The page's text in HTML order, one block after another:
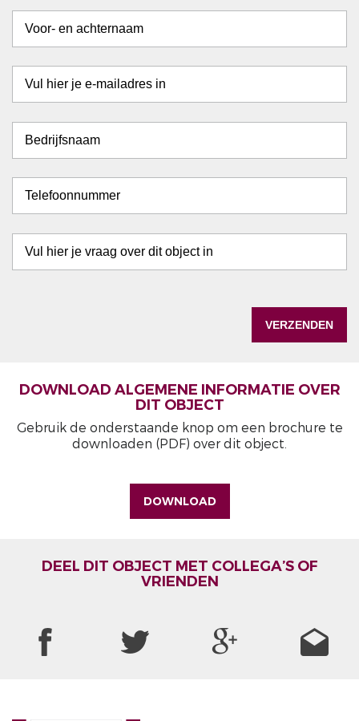
DOWNLOAD ALGEMENE INFORMATIE OVER
DIT OBJECT
Gebruik de onderstaande knop om een brochure te
downloaden (PDF) over dit object.
DOWNLOAD
DEEL DIT OBJECT MET COLLEGA’S OF
VRIENDEN